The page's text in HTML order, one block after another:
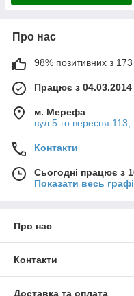
Про нас
98% позитивних з 173
Працює з 04.03.2014
м. Мерефа
вул.5-го вересня
Контакти
Сьогодні працює з
Показати весь
Про нас
Контакти
Доставка та оплата